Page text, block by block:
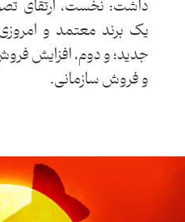
داشت: نخست، ارتقای
یک برند معتمد و
جدید؛ و دوم، افزایش
و فروش سازمانی.